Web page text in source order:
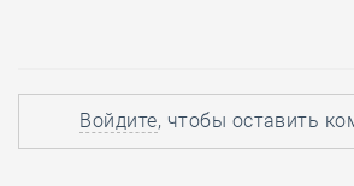
Войдите, чтобы оставить